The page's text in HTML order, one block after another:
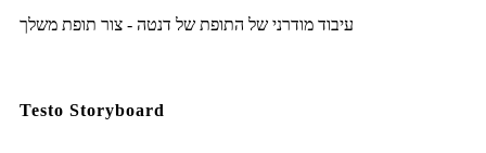
עיבוד מודרני של התופת של דנטה - צור תופת משלך
Testo Storyboard